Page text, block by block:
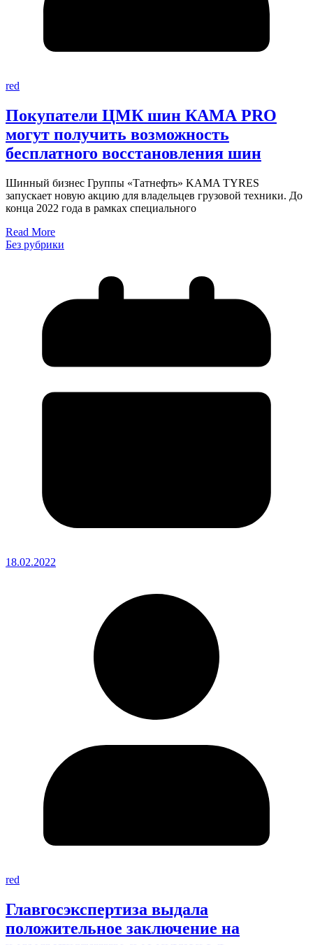
red
Покупатели ЦМК шин КАМА PRO
могут получить возможность
бесплатного восстановления шин
Шинный бизнес Группы «Татнефть» KAMA TYRES
запускает новую акцию для владельцев грузовой техники. До
конца 2022 года в рамках специального
Read More
Без рубрики
18.02.2022
red
Главгосэкспертиза выдала
положительное заключение на